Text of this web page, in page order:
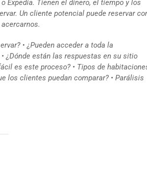
Expedia. Tienen el dinero, el tiempo y los
Un cliente potencial puede reservar
• ¿Pueden acceder a toda la
¿Dónde están las respuestas en su sitio
es este proceso? • Tipos de
los clientes puedan comparar? • Parálisis